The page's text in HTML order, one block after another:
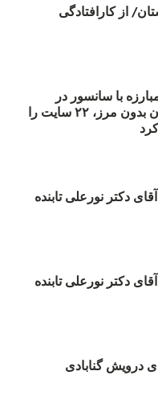
از کارافتادگی
مبارزه با سانسور در
اینترنت: #آزادی هم‌آیند گزارشگران‌ بدون مرز، ۲۲ سایت را
دکتر نورعلی تابنده
دکتر نورعلی تابنده
درویش گنابادی